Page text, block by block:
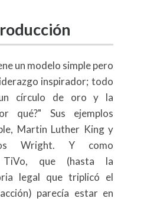
un modelo simple pero
inspirador; todo
círculo de oro y la
qué?" Sus ejemplos
Martin Luther King y
Wright. Y como
TiVo, que (hasta la
legal que triplicó el
parecía estar en